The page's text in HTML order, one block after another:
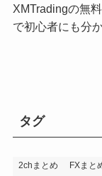
XMTradingの無
で初心者にも分
タグ
2chまとめ FXまと